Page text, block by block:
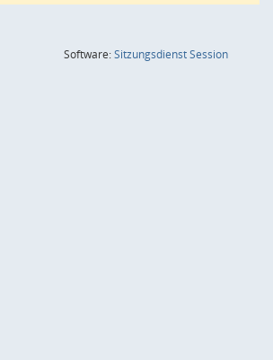
Software:SitzungsdienstSession(Wird in